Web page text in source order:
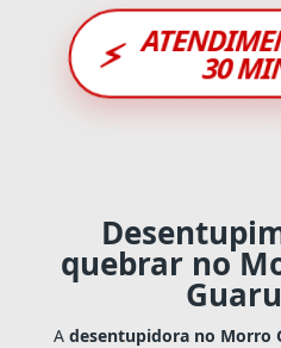
⚡ 30
quebrar no
A desentupidora no Morro